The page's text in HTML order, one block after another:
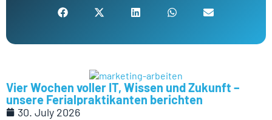
Vier Wochen voller IT, Wissen und Zukunft –
unsere Ferialpraktikanten berichten
30. July 2026